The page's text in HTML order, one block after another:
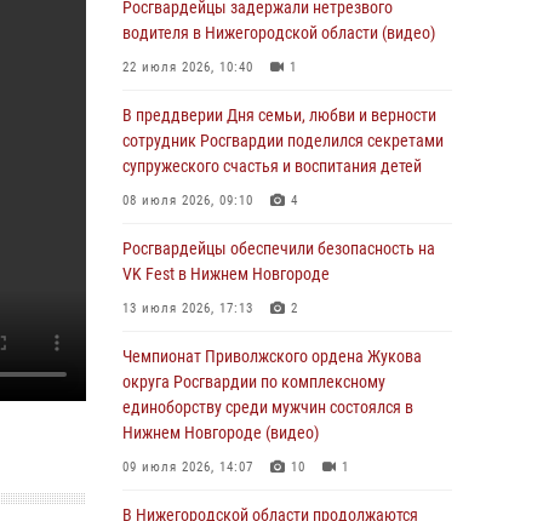
Росгвардии «по горячим следам» задержали
правонарушителя за стрельбу
17 июля 2026, 05:17
В Нижегородской области продолжаются
мероприятия в рамках всероссийской
ведомственной акции «Каникулы с
Росгвардейцы обеспечили безопасность на
VK Fest в Нижнем Новгороде
Нижегородские росгвардейцы за
прошедшую неделю выезжали более 750 раз
по сигналу «тревога»
13 июля 2026, 06:45
Росгвардейцы предотвратили серию краж в
Росгвардейцы задержали нетрезвого
водителя в Нижегородской области (видео)
22 июля 2026, 10:40 1
В преддверии Дня семьи, любви и верности
сотрудник Росгвардии поделился секретами
супружеского счастья и воспитания детей
08 июля 2026, 09:10 4
Росгвардейцы обеспечили безопасность на
VK Fest в Нижнем Новгороде
13 июля 2026, 17:13 2
Чемпионат Приволжского ордена Жукова
округа Росгвардии по комплексному
единоборству среди мужчин состоялся в
Нижнем Новгороде (видео)
09 июля 2026, 14:07 10 1
В Нижегородской области продолжаются